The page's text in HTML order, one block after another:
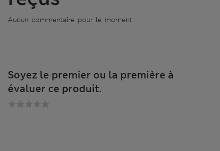
Aucun commentaire pour le moment
Soyez le premier ou la première à
évaluer ce produit.